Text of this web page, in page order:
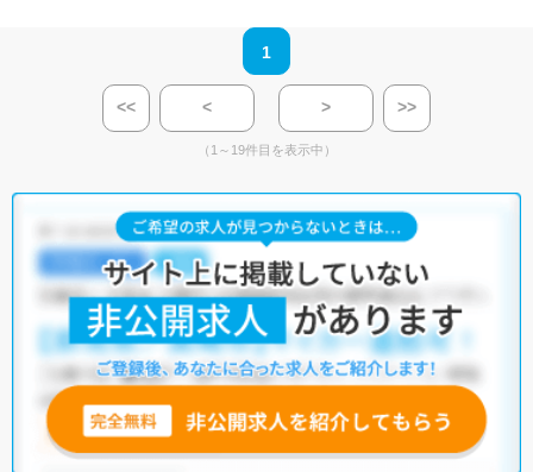
1
<< < > >>
（1～19件目を表示中）